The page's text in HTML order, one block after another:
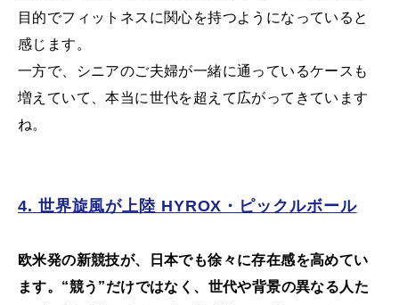
目的でフィットネスに関心を持つようになっていると
感じます。
一方で、シニアのご夫婦が一緒に通っているケースも
増えていて、本当に世代を超えて広がってきています
ね。
4. 世界旋風が上陸 HYROX・ピックルボール
欧米発の新競技が、日本でも徐々に存在感を高めてい
ます。“競う”だけではなく、世代や背景の異なる人た